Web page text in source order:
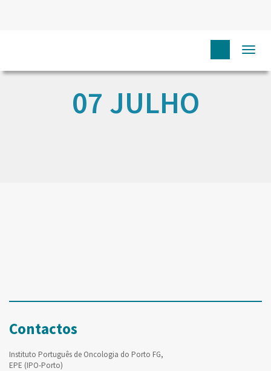
07 JULHO
Contactos
Instituto Português de Oncologia do Porto FG,
EPE (IPO-Porto)